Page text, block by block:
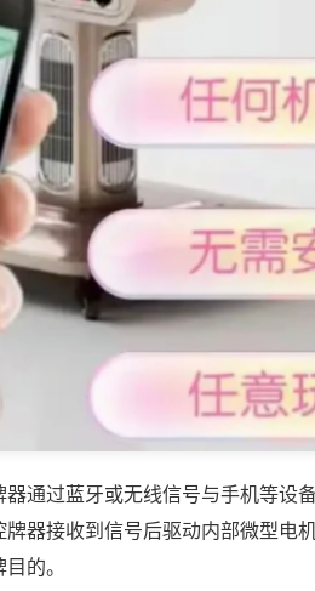
通过蓝牙或无线信号与手机等设
器接收到信号后驱动内部微型电
的。